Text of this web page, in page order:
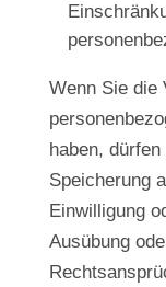
Wenn Sie die
haben,
Speicherung
Einwilligung
Ausübung